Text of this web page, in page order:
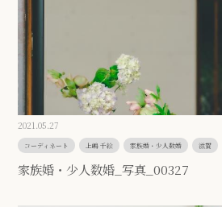
2021.05.27
コーディネート 上嶋 千絵 家族婚・少人数婚 滋賀
家族婚・少人数婚_写真_00327